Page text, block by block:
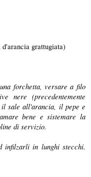
grattugiata)
forchetta, versare a filo
nere (precedentemente
sale all'arancia, il pepe e
bene e sistemare la
di servizio.
infilzarli in lunghi stecchi.